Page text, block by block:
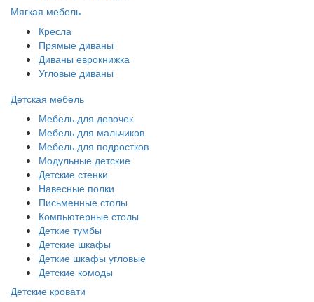
Мягкая мебель
Кресла
Прямые диваны
Диваны еврокнижка
Угловые диваны
Детская мебель
Мебель для девочек
Мебель для мальчиков
Мебель для подростков
Модульные детские
Детские стенки
Навесные полки
Письменные столы
Компьютерные столы
Деткие тумбы
Детские шкафы
Деткие шкафы угловые
Детские комоды
Детские кровати